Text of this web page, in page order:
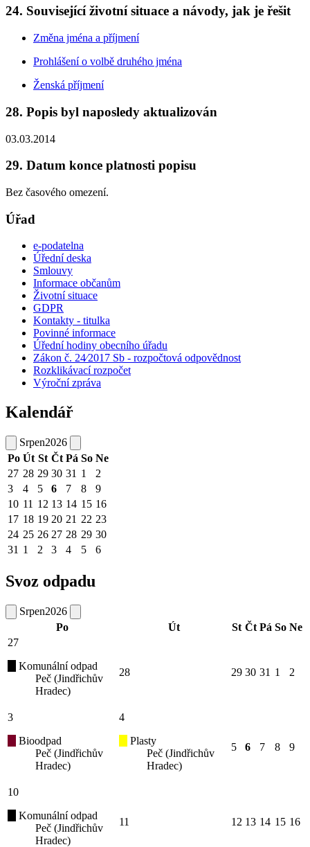
24. Související životní situace a návody, jak je řešit
Změna jména a příjmení
Prohlášení o volbě druhého jména
Ženská příjmení
28. Popis byl naposledy aktualizován
03.03.2014
29. Datum konce platnosti popisu
Bez časového omezení.
Úřad
e-podatelna
Úřední deska
Smlouvy
Informace občanům
Životní situace
GDPR
Kontakty - titulka
Povinné informace
Úřední hodiny obecního úřadu
Zákon č. 24⁄2017 Sb - rozpočtová odpovědnost
Rozklikávací rozpočet
Výroční zpráva
Kalendář
Srpen2026
Po Út St Čt Pá So Ne
27 28 29 30 31 1
2
3
4 5 6 7 8
9
10 11 12 13 14 15 16
17 18 19 20 21 22 23
24 25 26 27 28 29 30
31 1 2 3 4 5 6
Svoz odpadu
Srpen2026
Po
Út St Čt Pá So Ne
27
Komunální odpad
Peč (Jindřichův
Hradec)
28 29 30 31 1 2
3
Bioodpad
Peč (Jindřichův
Hradec)
4
Plasty
Peč (Jindřichův
Hradec)
5 6 7 8 9
10
Komunální odpad
Peč (Jindřichův
Hradec)
11 12 13 14 15 16